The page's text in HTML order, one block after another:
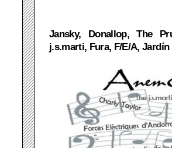
Jansky, Donallop, The
j.s.marti, Fura, F/E/A,